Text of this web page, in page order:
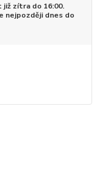
již zítra do 16:00.
nejpozději dnes do